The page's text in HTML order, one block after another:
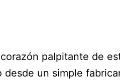
palpitante de
un simple